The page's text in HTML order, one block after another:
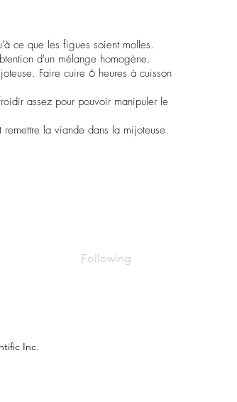
ce que les figues soient molles.
d'un mélange homogène.
Faire cuire 6 heures à cuisson
assez pour pouvoir manipuler le
la viande dans la mijoteuse.
Following
Inc.